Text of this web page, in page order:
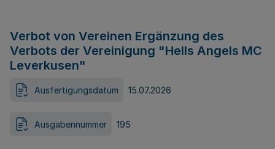
Verbot von Vereinen Ergänzung des
Verbots der Vereinigung "Hells Angels MC
Leverkusen"
Ausfertigungsdatum 15.07.2026
Ausgabennummer 195